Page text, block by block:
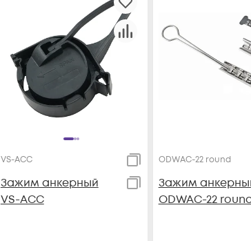
VS-ACC
Зажим анкерный
VS-ACC
ODWAC-22 round
Зажим
ODWAC-22